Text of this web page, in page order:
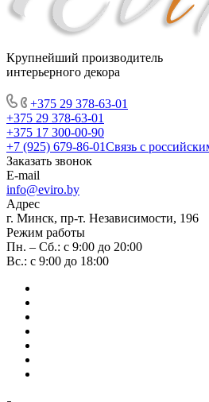
Крупнейший производитель
интерьерного декора
+375 29 378-63-01
+375 29 378-63-01
+375 17 300-00-90
+7 (925) 679-86-01Связь с
Заказать звонок
E-mail
info@eviro.by
Адрес
г. Минск, пр-т. Независимости, 196
Режим работы
Пн. – Сб.: с 9:00 до 20:00
Вс.: с 9:00 до 18:00